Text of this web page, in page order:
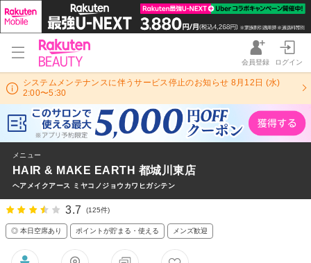
会員登録 ログイン
システムメンテナンスに伴うサービス停止のお知らせ 8月12日 (水)
2:00〜5:30
メニュー
HAIR & MAKE EARTH 都城川東店
ヘアメイクアース ミヤコノジョウカワヒガシテン
3.7 (125件)
◎ 本日空席あり ポイントが貯まる・使える メンズ歓迎